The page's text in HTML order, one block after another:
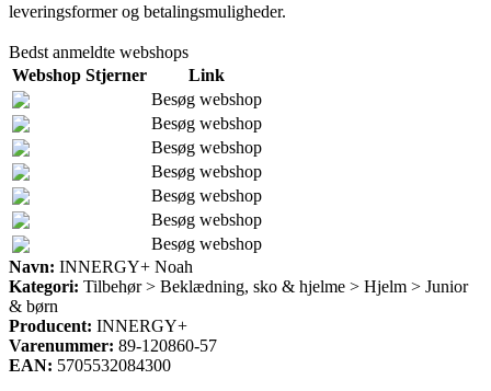
leveringsformer og betalingsmuligheder.
Bedst anmeldte webshops
Webshop Stjerner
Link
Besøg webshop
Besøg webshop
Besøg webshop
Besøg webshop
Besøg webshop
Besøg webshop
Besøg webshop
Navn: INNERGY+ Noah
Kategori: Tilbehør > Beklædning, sko & hjelme > Hjelm > Junior
& børn
Producent: INNERGY+
Varenummer: 89-120860-57
EAN: 5705532084300